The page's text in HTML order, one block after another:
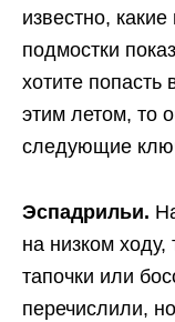
известно,
подмостки
хотите
этим летом, то
следующие
Эспадрильи.
на низком
тапочки или
перечислили,